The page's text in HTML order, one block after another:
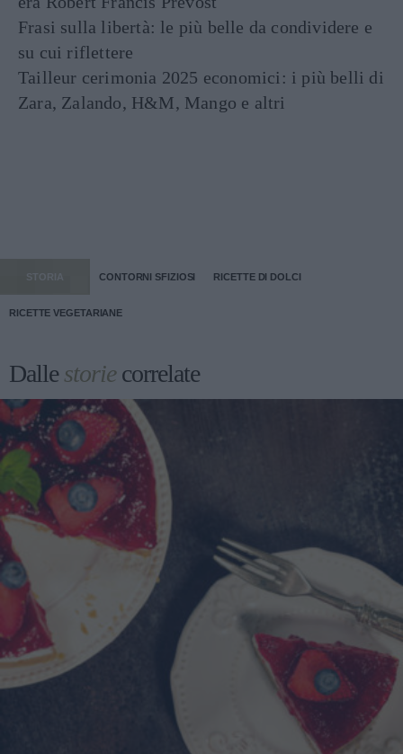
Frasi sulla libertà: le più belle da condividere e
su cui riflettere
Tailleur cerimonia 2025 economici: i più belli di
Zara, Zalando, H&M, Mango e altri
STORIA CONTORNI SFIZIOSI RICETTE DI DOLCI
RICETTE VEGETARIANE
Dallestoriecorrelate